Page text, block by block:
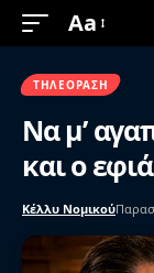
Aa
ΤΗΛΕΌΡΑΣΗ
Να μ’
και ο
Κέλλυ Νομικού